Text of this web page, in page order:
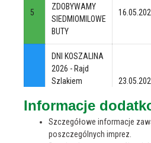
5
ZDOBYWAMY
SIEDMIOMILOWE
BUTY
DNI KOSZALINA
2026 - Rajd
Szlakiem
Granicznych
56. Rajd W
Informacje
Szczegółowe informacje
poszczególnych imprez.